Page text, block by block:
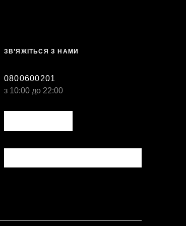
СВЯЖИТЕСЬ С НАМИ
0800600201
з 10:00 до 22:00